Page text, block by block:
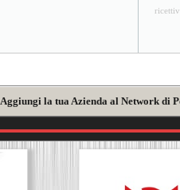
Aggiungi la tua Azienda al Network di